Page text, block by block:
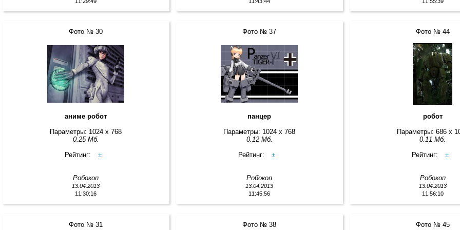
Фото № 30
аниме робот
Параметры: 1024 x 768
0.25 Мб.
Рейтинг:
±
Робокоп
13.04.2013
11:30:16
Фото № 31
Фото № 37
панцер
Параметры: 1024 x 768
0.12 Мб.
Рейтинг:
±
Робокоп
13.04.2013
11:45:56
Фото № 38
Фото № 44
робот
Параметры: 686 x
0.11 Мб.
Рейтинг:
±
Робокоп
13.04.2013
11:56:10
Фото № 45